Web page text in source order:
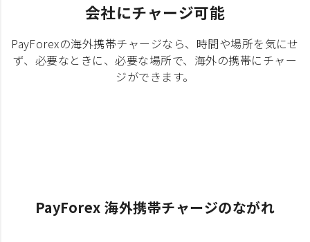
会社にチャージ可能
PayForexの海外携帯チャージなら、時間や場所を気にせ
ず、必要なときに、必要な場所で、海外の携帯にチャー
ジができます。
PayForex 海外携帯チャージのながれ